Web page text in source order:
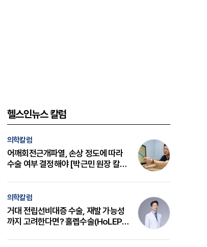
헬스인뉴스 칼럼
의학칼럼
어깨회전근개파열, 손상 정도에 따라
수술 여부 결정해야 [박근민 원장 칼
의학칼럼
거대 전립선비대증 수술, 재발 가능성
까지 고려한다면? 홀렙수술(HoLEP)